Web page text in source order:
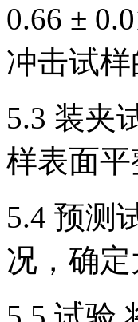
0.66 ±
冲击试
5.3 装夹
样表面
5.4 预测
况，确